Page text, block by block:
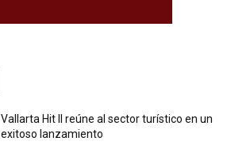
Vallarta Hit II reúne al sector turístico en un
exitoso lanzamiento